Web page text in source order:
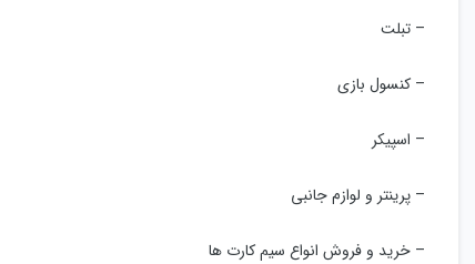
– تبلت
– کنسول بازی
– اسپیکر
– پرینتر و لوازم جانبی
– خرید و فروش انواع سیم کارت ها